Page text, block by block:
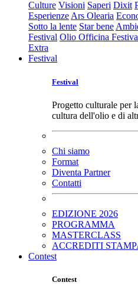
Culture Visioni Saperi Dixit
Esperienze Ars Olearia
Sotto la lente Star bene
Festival Olio Officina
Extra
Festival
Festival
Progetto culturale per
cultura dell'olio e di
Chi siamo
Format
Diventa Partner
Contatti
EDIZIONE 2026
PROGRAMMA
MASTERCLASS
ACCREDITI
Contest
Contest